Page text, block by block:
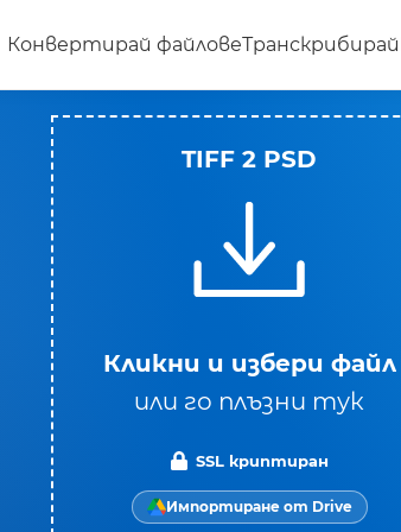
Конвертирай файловеТранскрибирай
TIFF 2 PSD
Кликни и избери файл
или го плъзни тук
SSL криптиран
Импортиране от Drive